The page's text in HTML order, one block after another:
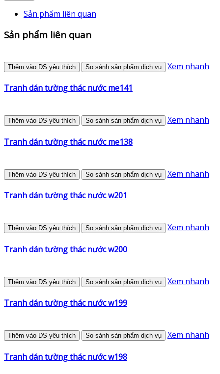
Sản phẩm liên quan
Sản phẩm liên quan
Thêm vào DS yêu thích So sánh sản phẩm dịch vụ Xem nhanh
Tranh dán tường thác nước me141
Thêm vào DS yêu thích So sánh sản phẩm dịch vụ Xem nhanh
Tranh dán tường thác nước me138
Thêm vào DS yêu thích So sánh sản phẩm dịch vụ Xem nhanh
Tranh dán tường thác nước w201
Thêm vào DS yêu thích So sánh sản phẩm dịch vụ Xem nhanh
Tranh dán tường thác nước w200
Thêm vào DS yêu thích So sánh sản phẩm dịch vụ Xem nhanh
Tranh dán tường thác nước w199
Thêm vào DS yêu thích So sánh sản phẩm dịch vụ Xem nhanh
Tranh dán tường thác nước w198